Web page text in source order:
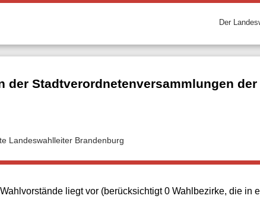
Der
der Stadtverordnetenversammlungen
Landeswahlleiter Brandenburg
liegt vor (berücksichtigt 0 Wahlbezirke, die in